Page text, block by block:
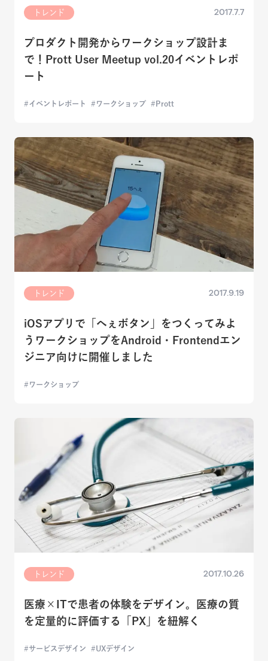
トレンド 2017.7.7
プロダクト開発からワークショップ設計ま
で！Prott User Meetup vol.20イベントレポ
ート
イベントレポート ワークショップ Prott
トレンド 2017.9.19
iOSアプリで「へぇボタン」をつくってみよ
うワークショップをAndroid・Frontendエン
ジニア向けに開催しました
ワークショップ
トレンド 2017.10.26
医療×ITで患者の体験をデザイン。医療の質
を定量的に評価する「PX」を紐解く
サービスデザイン UXデザイン